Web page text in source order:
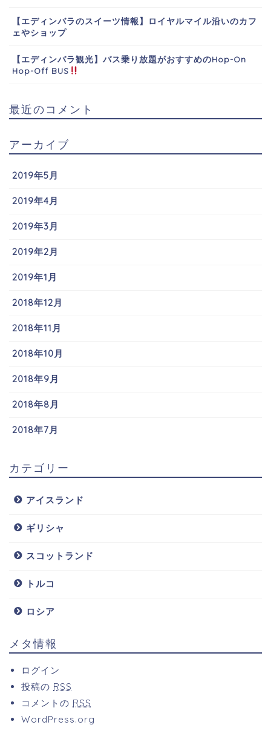
【エディンバラのスイーツ情報】ロイヤルマイル沿いのカフ
ェやショップ
【エディンバラ観光】バス乗り放題がおすすめのHop-On
Hop-Off BUS
最近のコメント
アーカイブ
2019年5月
2019年4月
2019年3月
2019年2月
2019年1月
2018年12月
2018年11月
2018年10月
2018年9月
2018年8月
2018年7月
カテゴリー
アイスランド
ギリシャ
スコットランド
トルコ
ロシア
メタ情報
ログイン
投稿の RSS
コメントの RSS
WordPress.org